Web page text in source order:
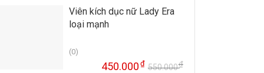
Viên kích dục nữ Lady Era
loại mạnh
(0)
550.000₫
450.000₫